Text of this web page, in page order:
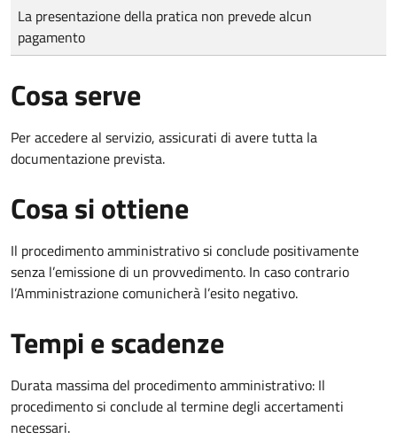
Tipo di pagamento
Importo
La presentazione della pratica non prevede alcun
pagamento
Cosa serve
Per accedere al servizio, assicurati di avere tutta la
documentazione prevista.
Cosa si ottiene
Il procedimento amministrativo si conclude positivamente
senza l’emissione di un provvedimento. In caso contrario
l’Amministrazione comunicherà l’esito negativo.
Tempi e scadenze
Durata massima del procedimento amministrativo: Il
procedimento si conclude al termine degli accertamenti
necessari.